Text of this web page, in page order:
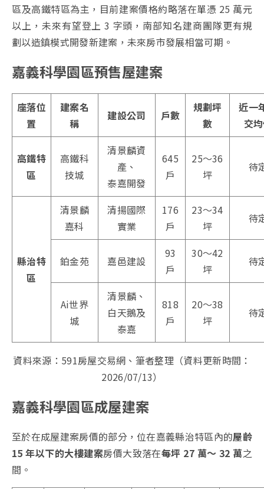
區及高鐵特區為主，目前建案價格約略落在單憑 25 萬元
以上，未來有望登上 3 字頭，南部知名建商團隊更有規
劃以造鎮模式開發新建案，未來房市發展相當可期。
嘉義科學園區預售屋建案
座落位
置
建案名
稱
建設公司 戶數
規劃坪
數
近一
交
高鐵特
區
高鐵科
技城
清景麟資
產、
泰嘉開發
645
戶
25～36
坪
待
縣治特
區
清景麟
嘉科
清揚國際
實業
176
戶
23～34
坪
待
鉑金苑 嘉邑建設
93
戶
30～42
坪
待
Ai世界
城
清景麟、
白天鵝及
泰嘉
818
戶
20～38
坪
待
資料來源：591房屋交易網、筆者整理（資料更新時間：
2026/07/13）
嘉義科學園區成屋建案
至於在成屋建案房價的部分，位在嘉義縣治特區內的屋齡
15 年以下的大樓建案房價大致落在每坪 27 萬～ 32 萬之
間。